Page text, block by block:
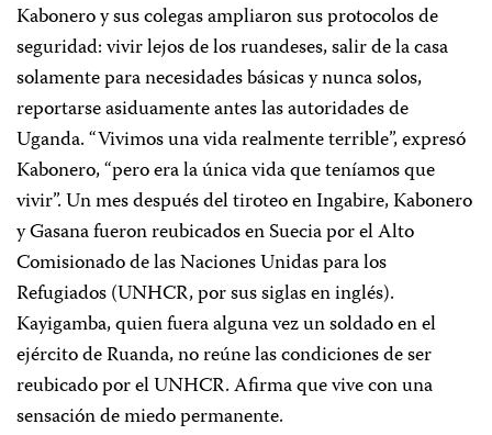
Kabonero y sus colegas ampliaron sus protocolos de
seguridad: vivir lejos de los ruandeses, salir de la casa
solamente para necesidades básicas y nunca solos,
reportarse asiduamente antes las autoridades de
Uganda. “Vivimos una vida realmente terrible”, expresó
Kabonero, “pero era la única vida que teníamos que
vivir”. Un mes después del tiroteo en Ingabire, Kabonero
y Gasana fueron reubicados en Suecia por el Alto
Comisionado de las Naciones Unidas para los
Refugiados (UNHCR, por sus siglas en inglés).
Kayigamba, quien fuera alguna vez un soldado en el
ejército de Ruanda, no reúne las condiciones de ser
reubicado por el UNHCR. Afirma que vive con una
sensación de miedo permanente.